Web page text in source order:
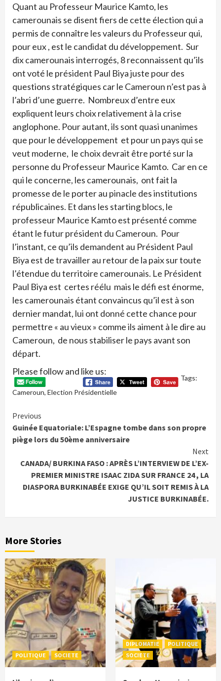
Quant au Professeur Maurice Kamto, les
camerounais se disent fiers de cette élection qui a
permis de connaître les valeurs du Professeur qui,
pour eux , est le candidat du développement. Sur
dix camerounais interrogés, 8 reconnaissent qu’ils
ont voté le président Paul Biya juste pour des
questions stratégiques car le Cameroun n’est pas à
l’abri d’une guerre. Nombreux d’entre eux
expliquent leurs choix relativement à la crise
anglophone. Pour autant, ils sont quasi unanimes
que pour le développement et pour un pays qui se
veut moderne, le choix devrait être porté sur la
personne du Professeur Maurice Kamto. Car en ce
qui le concerne, les camerounais, ont fait la
promesse de le porter au pinacle des institutions
républicaines. Et dans les starting blocs, le
professeur Maurice Kamto est présenté comme
étant le futur président du Cameroun. Pour
l’instant, ce qu’ils demandent au Président Paul
Biya est de travailler au retour de la paix sur toute
l’étendue du territoire camerounais. Le Président
Paul Biya est certes réélu mais le défi est énorme,
les camerounais étant convaincus qu’il est à son
dernier mandat, lui ont donné cette chance pour
permettre « au vieux » comme ils aiment à le dire au
Cameroun, de nous stabiliser le pays avant son
départ.
Please follow and like us:
Tags:
Cameroun, Election Présidentielle
Continue
Reading
Previous
Guinée Equatoriale: L’Espagne tombe dans son propre
piège lors du 50ème anniversaire
Next
CANADA/ BURKINA FASO : APRÈS L’INTERVIEW DE L’EX-
PREMIER MINISTRE ISAAC ZIDA SUR FRANCE 24 , LA
DIASPORA BURKINABÉE EXIGE QU’IL SOIT REMIS À LA
JUSTICE BURKINABÉE.
More Stories
POLITIQUE SOCIETE
DIPLOMATIE
POLITIQUE
SOCIETE